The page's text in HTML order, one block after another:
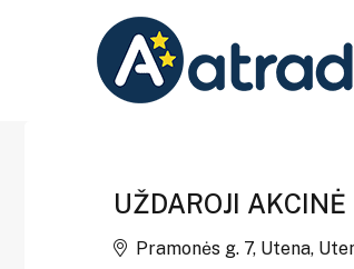
UŽDAROJI
Pramonės g. 7, Utena,